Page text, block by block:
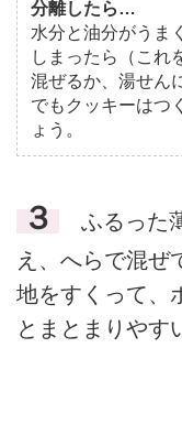
分離したら…
水分と油分がうま
しまったら（これ
混ぜるか、湯せん
でもクッキーはつ
ょう。
３
ふるった
え、へらで混ぜ
地をすくって、
とまとまりやす